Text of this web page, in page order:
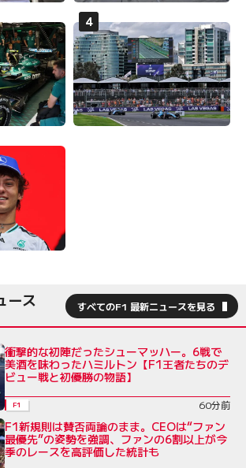
ース すべてのF1 最新ニュースを見る
衝撃的な初陣だったシューマッハー。6戦で
美酒を味わったハミルトン【F1王者たちのデ
ビュー戦と初優勝の物語】
F1 60分前
F1新規則は賛否両論のまま。CEOは“ファン
最優先”の姿勢を強調、ファンの6割以上が今
季のレースを高評価した統計も